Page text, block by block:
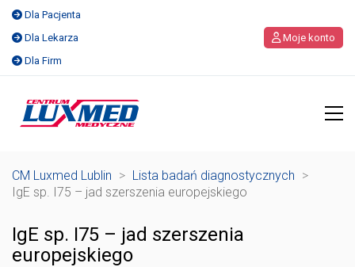
Dla Pacjenta
Dla Lekarza
Dla Firm
Moje konto
CM Luxmed Lublin > Lista badań diagnostycznych >
IgE sp. I75 – jad szerszenia europejskiego
IgE sp. I75 – jad szerszenia
europejskiego